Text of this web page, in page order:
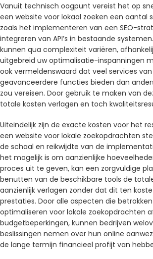
Vanuit technisch oogpunt vereist het op
een website voor lokaal zoeken een aantal
zoals het implementeren van een SEO-
integreren van API’s in bestaande
kunnen qua complexiteit variëren,
uitgebreid uw optimalisatie-inspanningen
ook vermeldenswaard dat veel services
geavanceerdere functies bieden dan
zou vereisen. Door gebruik te maken van
totale kosten verlagen en toch
Uiteindelijk zijn de exacte kosten voor het
een website voor lokale zoekopdrachten
de schaal en reikwijdte van de
het mogelijk is om aanzienlijke
proces uit te geven, kan een zorgvuldige
benutten van de beschikbare tools de
aanzienlijk verlagen zonder dat dit ten
prestaties. Door alle aspecten die
optimaliseren voor lokale zoekopdrachten
budgetbeperkingen, kunnen bedrijven
beslissingen nemen over hun online
de lange termijn financieel profijt van